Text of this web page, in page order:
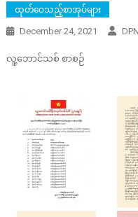
ထုတ်ဝေသည့်စာအုပ်များ
December 24, 2021
လူ့ဘောင်သစ် စာစဉ်